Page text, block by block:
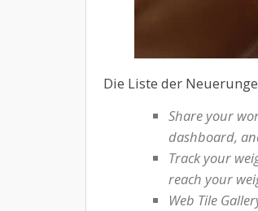
Die Liste der
Share your
dashboard,
Track your
reach your
Web Tile